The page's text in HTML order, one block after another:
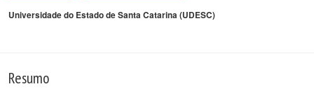
Universidade do Estado de Santa Catarina (UDESC)
Resumo